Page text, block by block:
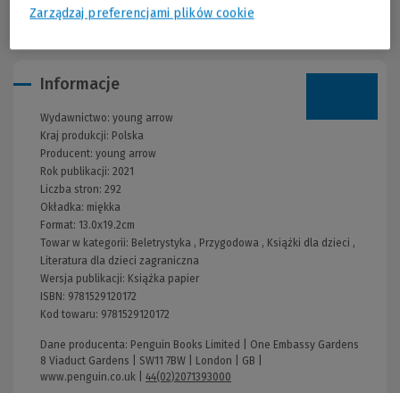
save herself and her friends, but the entire planet, too."
Informacje
Wydawnictwo: young arrow
Kraj produkcji: Polska
Producent: young arrow
Rok publikacji: 2021
Liczba stron: 292
Okładka: miękka
Format: 13.0x19.2cm
Towar w kategorii: Beletrystyka , Przygodowa , Książki dla dzieci ,
Literatura dla dzieci zagraniczna
Wersja publikacji: Książka papier
ISBN: 9781529120172
Kod towaru: 9781529120172
Dane producenta: Penguin Books Limited | One Embassy Gardens
8 Viaduct Gardens | SW11 7BW | London | GB |
www.penguin.co.uk
44(02)2071393000
Zarządzaj preferencjami plików cookie